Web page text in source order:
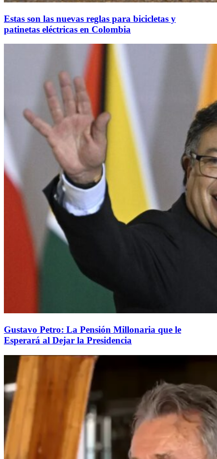
Estas son las nuevas reglas para bicicletas y
patinetas eléctricas en Colombia
Gustavo Petro: La Pensión Millonaria que le
Esperará al Dejar la Presidencia